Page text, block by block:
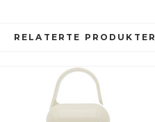
RELATERTE PRODUKTER